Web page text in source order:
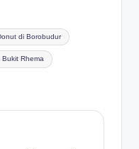
di Borobudur
Rhema